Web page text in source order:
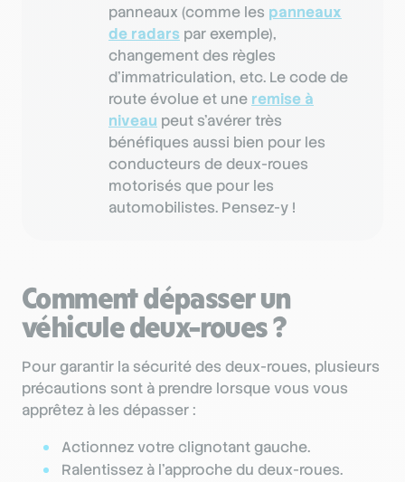
panneaux (comme les panneaux
de radars par exemple),
changement des règles
d’immatriculation, etc. Le code de
route évolue et une remise à
niveau peut s'avérer très
bénéfiques aussi bien pour les
conducteurs de deux-roues
motorisés que pour les
automobilistes. Pensez-y !
Comment dépasser un
véhicule deux-roues ?
Pour garantir la sécurité des deux-roues, plusieurs
précautions sont à prendre lorsque vous vous
apprêtez à les dépasser :
Actionnez votre clignotant gauche.
Ralentissez à l’approche du deux-roues.